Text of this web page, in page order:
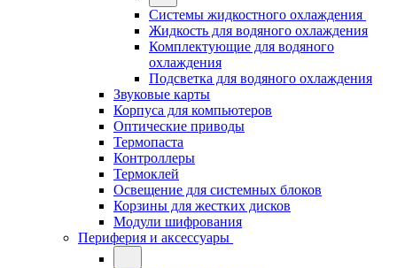
Системы жидкостного охлаждения
Жидкость для водяного охлаждения
Комплектующие для водяного
охлаждения
Подсветка для водяного охлаждения
Звуковые карты
Корпуса для компьютеров
Оптические приводы
Термопаста
Контроллеры
Термоклей
Освещение для системных блоков
Корзины для жестких дисков
Модули шифрования
Периферия и аксессуары